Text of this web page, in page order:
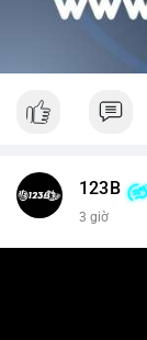
123B
3 giờ